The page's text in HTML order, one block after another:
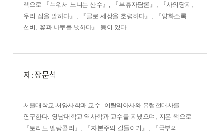
책으로
『누워서 노니는 산수 』 『부휴자담론 』 『사의당지
우리 집을 말하다』 『글로 세상을 호령하다』 『양화소록:
선비
꽃과 나무를 벗하다』 등이 있다.
저 : 장문석
서울대학교 서양사학과 교수 이탈리아사와 유럽현대사를
연구한다. 영남대학교 역사학과 교수를 지냈으며
지은 책으로
『 토리노 멜랑콜리 』 『자본주의 길들이기 』 『국부의